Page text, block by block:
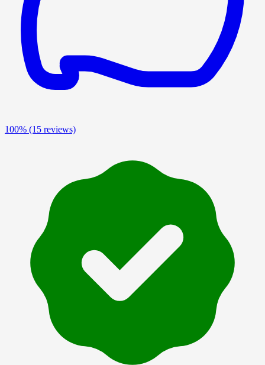
100% (15 reviews)